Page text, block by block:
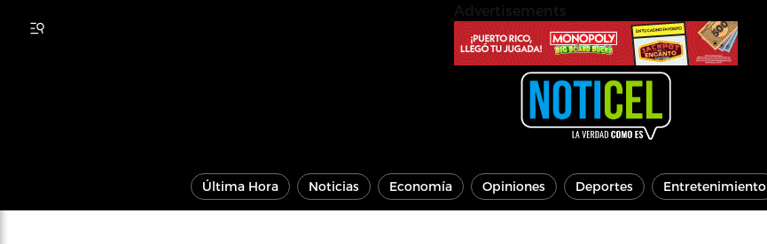
Última Hora Noticias Economía Opiniones Deportes Entretenimiento